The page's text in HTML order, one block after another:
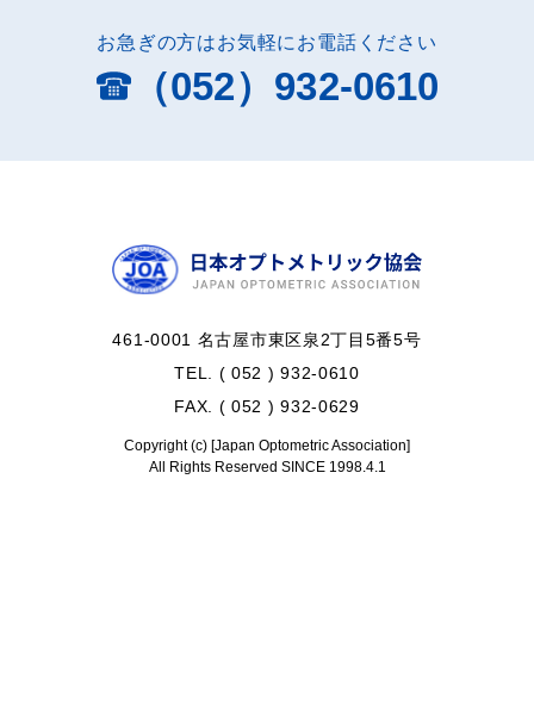
お急ぎの方はお気軽にお電話ください
（052）932-0610
461-0001 名古屋市東区泉2丁目5番5号
TEL. ( 052 ) 932-0610
FAX. ( 052 ) 932-0629
Copyright (c) [Japan Optometric Association]
All Rights Reserved SINCE 1998.4.1